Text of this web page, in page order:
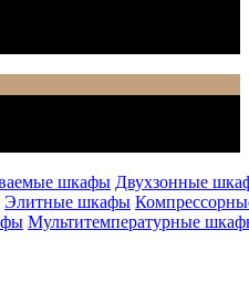
шкафы Двухзонные
Элитные шкафы
Мультитемпературные